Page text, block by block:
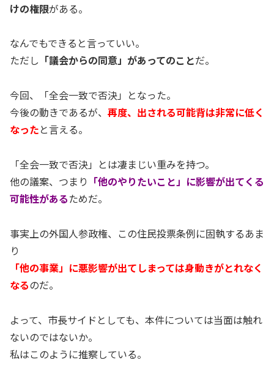
けの権限がある。
なんでもできると言っていい。
ただし 「議会からの同意」があってのことだ。
今回、「全会一致で否決」となった。
今後の動きであるが、 再度、出される可能背は非常に低く
なったと言える。
「全会一致で否決」とは凄まじい重みを持つ。
他の議案、つまり 「他のやりたいこと」に影響が出てくる
可能性があるためだ。
事実上の外国人参政権、この住民投票条例に固執するあま
り
「他の事業」に悪影響が出てしまっては身動きがとれなく
なるのだ。
よって、市長サイドとしても、本件については当面は触れ
ないのではないか。
私はこのように推察している。